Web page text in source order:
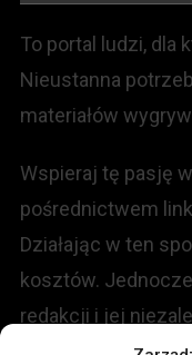
To portal ludzi, dla
Nieustanna
materiałów
Wspieraj tę pasję
pośrednictwem
Działając w ten
kosztów.
redakcji i jej